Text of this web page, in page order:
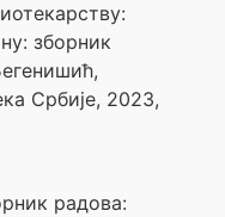
зборник
Србије, 2023,
радова: